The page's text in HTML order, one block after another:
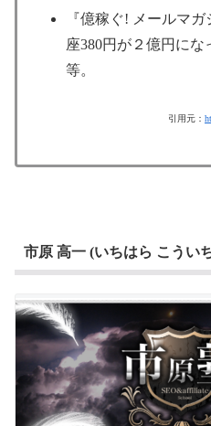
『億稼ぐ! メールマ
座380円が２億円に
等。
引用元：
市原 高一 (いちはら こうい